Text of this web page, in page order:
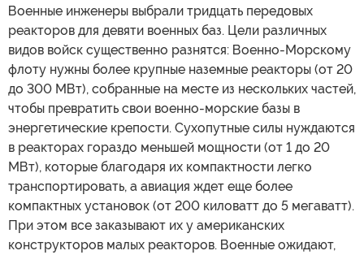
Военные инженеры выбрали тридцать передовых
реакторов для девяти военных баз. Цели различных
видов войск существенно разнятся: Военно-Морскому
флоту нужны более крупные наземные реакторы (от 20
до 300 МВт), собранные на месте из нескольких частей,
чтобы превратить свои военно-морские базы в
энергетические крепости. Сухопутные силы нуждаются
в реакторах гораздо меньшей мощности (от 1 до 20
МВт), которые благодаря их компактности легко
транспортировать, а авиация ждет еще более
компактных установок (от 200 киловатт до 5 мегаватт).
При этом все заказывают их у американских
конструкторов малых реакторов. Военные ожидают,